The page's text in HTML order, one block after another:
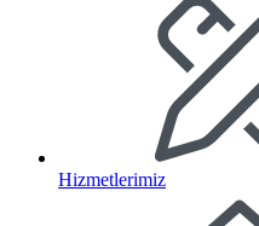
Hizmetlerimiz